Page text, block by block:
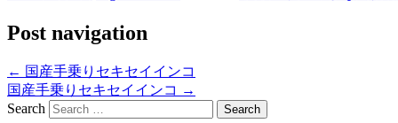
Post navigation
← 国産手乗りセキセイインコ
国産手乗りセキセイインコ →
Search